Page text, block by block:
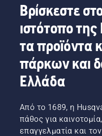
Βρίσκεστε
ιστότοπο
τα προϊόντα
πάρκων και
Ελλάδα
Από το 1689, η
πάθος για
επαγγελματία και